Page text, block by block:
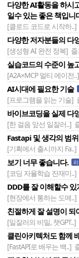
다양한 AI활동을 하시
일수 있는 좋은 책입니
[클로드 코드로 시작하..]
다양한 저자분들의 다
[생성형 AI 완전 정복]
실습코드의 수준이 높
[A2A×MCP 멀티 에이전..]
AI시대에 필요한 기술
[프로그램을 읽는 기술]
바이브코딩을 실제 다
[한 걸음 앞선 일잘러..]
Fastapi 및 생각의 범
[기획에서 출시까지 Fa..]
보기 너무 좋습니다.
[코딩 자율학습 잔재미..]
DDD를 잘 이해할수
[현장에서 통하는 도메..]
친절하게 잘 설명이 되
[일잘러의 비밀, 챗GPT..]
클린아키텍처도 함께
[FastAPI로 배우는 백..]